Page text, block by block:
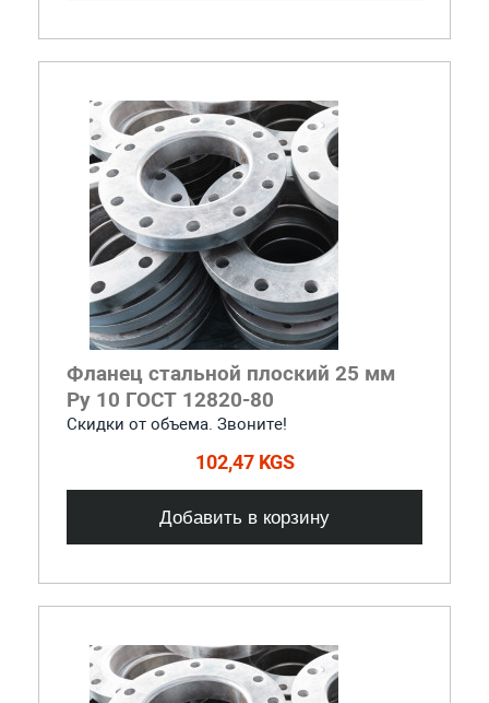
Фланец стальной плоский 25 мм
Ру 10 ГОСТ 12820-80
Скидки от объема. Звоните!
102,47 KGS
Добавить в корзину